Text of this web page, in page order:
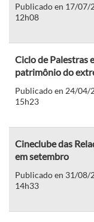
Publicado en 17/07/
12h08
Ciclo de Palestras
patrimônio do
Publicado en 24/04/
15h23
Cineclube das
em setembro
Publicado en 31/08/
14h33